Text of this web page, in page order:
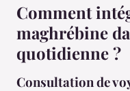
Comment
maghrébine
quotidienne ?
Consultation de